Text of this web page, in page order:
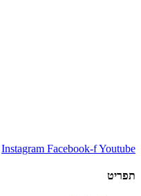
Instagram Facebook-fYoutube
תפריט